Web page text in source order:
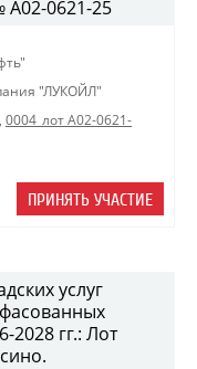
0621-25
"ЛУКОЙЛ"
, 0004_лот A02-0621-
ПРИНЯТЬ УЧАСТИЕ
услуг
2028 гг.: Лот